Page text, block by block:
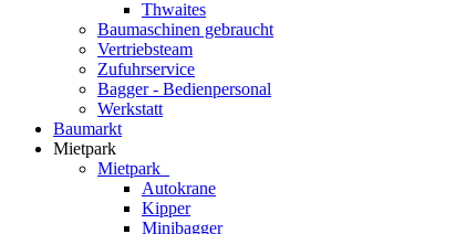
Thwaites
Baumaschinen gebraucht
Vertriebsteam
Zufuhrservice
Bagger - Bedienpersonal
Werkstatt
Baumarkt
Mietpark
Mietpark
Autokrane
Kipper
Minibagger